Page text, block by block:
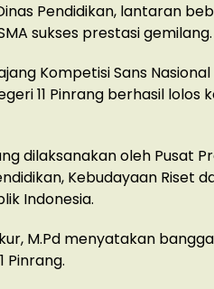
Pendidikan, lantaran
sukses prestasi gemilang.
Kompetisi Sans Nasional
11 Pinrang berhasil lolos
dilaksanakan oleh Pusat
Kebudayaan Riset
Indonesia.
M.Pd menyatakan
Pinrang.